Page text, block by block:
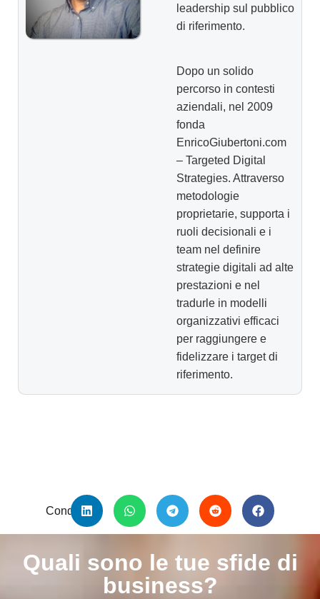
leadership sul pubblico
di riferimento.
Dopo un solido
percorso in contesti
aziendali, nel 2009
fonda
EnricoGiubertoni.com
– Targeted Digital
Strategies. Attraverso
metodologie
proprietarie, supporta i
ruoli decisionali e i
team nel definire
strategie digitali ad alte
prestazioni e nel
tradurle in modelli
organizzativi efficaci
per raggiungere e
fidelizzare i target di
riferimento.
Condividi:
Quali sono le tue sfide di
business?